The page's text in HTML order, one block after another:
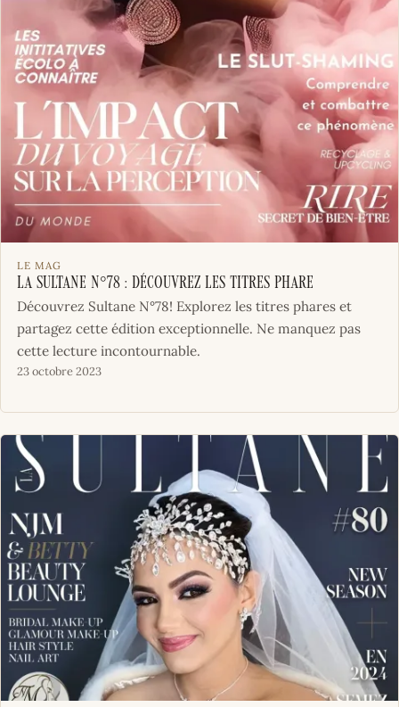
LE MAG
La Sultane N°78 : Découvrez les titres phare
Découvrez Sultane N°78! Explorez les titres phares et
partagez cette édition exceptionnelle. Ne manquez pas
cette lecture incontournable.
23 octobre 2023